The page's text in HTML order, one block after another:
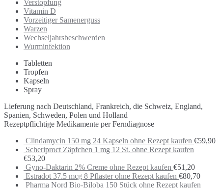
Verstopfung
Vitamin D
Vorzeitiger Samenerguss
Warzen
Wechseljahrsbeschwerden
Wurminfektion
Tabletten
Tropfen
Kapseln
Spray
Lieferung nach Deutschland, Frankreich, die Schweiz, England,
Spanien, Schweden, Polen und Holland
Rezeptpflichtige Medikamente per Ferndiagnose
Clindamycin 150 mg 24 Kapseln ohne Rezept kaufen €59,90
Scheriproct Zäpfchen 1 mg 12 St. ohne Rezept kaufen
€53,20
Gyno-Daktarin 2% Creme ohne Rezept kaufen €51,20
Estradot 37.5 mcg 8 Pflaster ohne Rezept kaufen €80,70
Pharma Nord Bio-Biloba 150 Stück ohne Rezept kaufen